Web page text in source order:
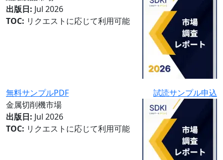
出版日: Jul 2026
TOC: リクエストに応じて利用可能
無料サンプルPDF
試読サンプル申込
金属切削機市場
出版日: Jul 2026
TOC: リクエストに応じて利用可能